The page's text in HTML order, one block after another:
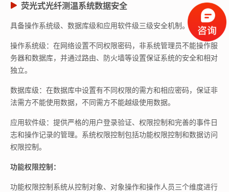
荧光式光纤测温系统数据安全
具备操作系统级、数据库级和应用软件级三级安全机制。
操作系统级：在网络设置不同权限密码，非系统管理员不能操作服
务器和数据库，并通过路由、防火墙等设置保证系统的安全和相对
独立。
数据库级：在数据库中设置有不同权限的需方和相应密码，保证非
法需方不能使用数据，不同需方不能越级使用数据。
应用软件级：提供严格的用户登录验证、权限控制和完善的事件日
志和操作记录的管理。系统权限控制包括功能权限控制和数据访问
权限控制。
功能权限控制：
功能权限控制系统从控制对象、对象操作和操作人员三个维度进行